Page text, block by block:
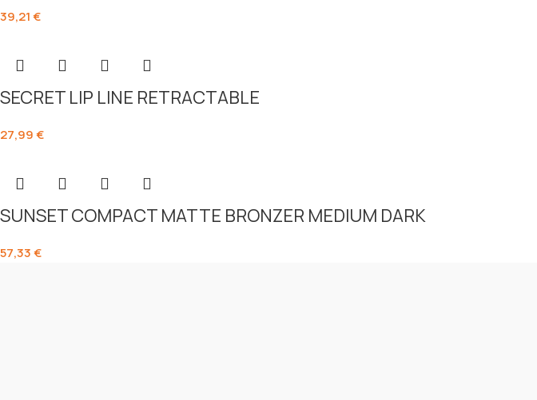
39,21€
SECRET LIP LINE RETRACTABLE
27,99€
SUNSET COMPACT MATTE BRONZER MEDIUM DARK
57,33€